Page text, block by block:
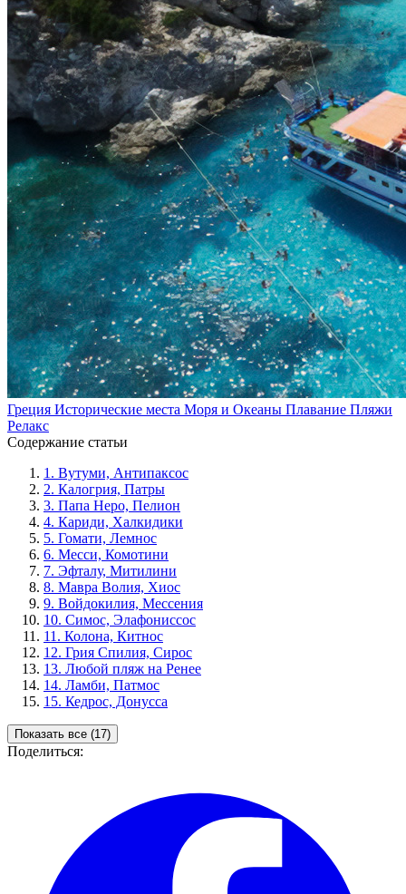
Греция Исторические места Моря и Океаны Плавание Пляжи
Релакс
Содержание статьи
1. Вутуми, Антипаксос
2. Калогрия, Патры
3. Папа Неро, Пелион
4. Кариди, Халкидики
5. Гомати, Лемнос
6. Месси, Комотини
7. Эфталу, Митилини
8. Мавра Волия, Хиос
9. Войдокилия, Мессения
10. Симос, Элафониссос
11. Колона, Китнос
12. Грия Спилия, Сирос
13. Любой пляж на Ренее
14. Ламби, Патмос
15. Кедрос, Донусса
Показать все (17)
Поделиться: